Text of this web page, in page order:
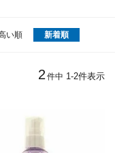
い順 新着順
2 件中 1 -2件表示